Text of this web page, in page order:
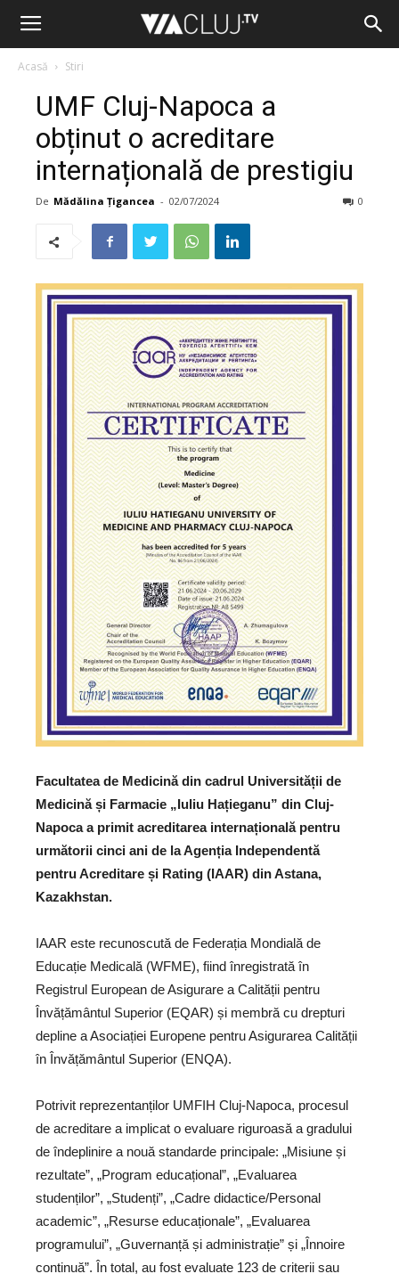
Acasă Stiri
UMF Cluj-Napoca a
obținut o acreditare
internațională de prestigiu
De Mădălina Țigancea - 02/07/2024 0
Facultatea de Medicină din cadrul Universității de
Medicină și Farmacie „Iuliu Hațieganu” din Cluj-
Napoca a primit acreditarea internațională pentru
următorii cinci ani de la Agenția Independentă
pentru Acreditare și Rating (IAAR) din Astana,
Kazakhstan.
IAAR este recunoscută de Federația Mondială de
Educație Medicală (WFME), fiind înregistrată în
Registrul European de Asigurare a Calității pentru
Învățământul Superior (EQAR) și membră cu drepturi
depline a Asociației Europene pentru Asigurarea Calității
în Învățământul Superior (ENQA).
Potrivit reprezentanților UMFIH Cluj-Napoca, procesul
de acreditare a implicat o evaluare riguroasă a gradului
de îndeplinire a nouă standarde principale: „Misiune și
rezultate”, „Program educațional”, „Evaluarea
studenților”, „Studenți”, „Cadre didactice/Personal
academic”, „Resurse educaționale”, „Evaluarea
programului”, „Guvernanță și administrație” și „Înnoire
continuă”. În total, au fost evaluate 123 de criterii sau